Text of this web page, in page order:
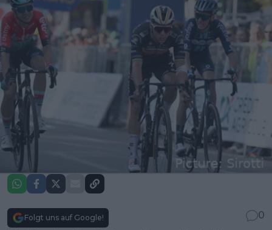
Folgt uns auf Google!
0